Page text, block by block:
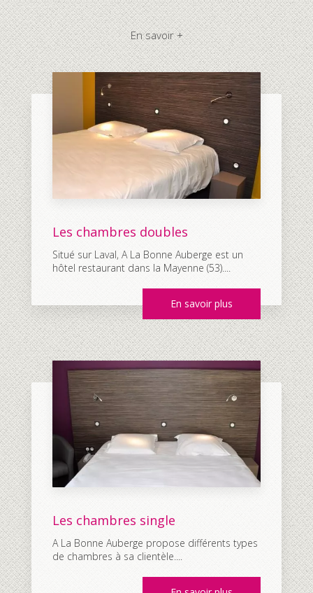
En savoir +
Les chambres doubles
Situé sur Laval, A La Bonne Auberge est un
hôtel restaurant dans la Mayenne (53)....
En savoir plus
Les chambres single
A La Bonne Auberge propose différents types
de chambres à sa clientèle....